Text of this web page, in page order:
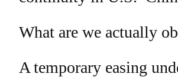
What are we actually
A temporary easing